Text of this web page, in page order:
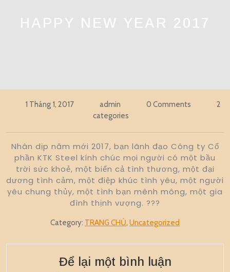
HAPPY NEW YEAR 2017
1 Tháng 1, 2017 admin 0 Comments
2
categories
Nhân dịp năm mới 2017, bạn lãnh đạo Công ty Cổ
phần KTK Steel kính chúc mọi người có một bầu
trời sức khoẻ, một biển cả tình thương, một đại
dương tình cảm, một điệp khúc tình yêu, một người
yêu chung thủy, một tình bạn mênh mông, một gia
đình thịnh vượng. ???
Category: TRANG CHỦ, Uncategorized
Để lại một bình luận